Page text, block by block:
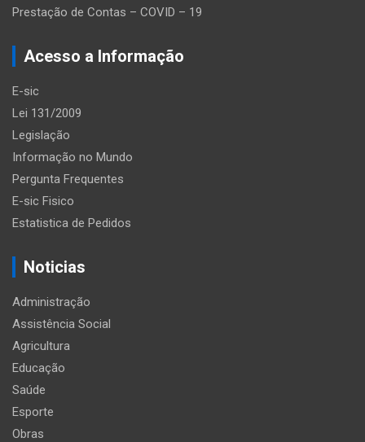
Prestação de Contas – COVID – 19
Acesso a Informação
E-sic
Lei 131/2009
Legislação
Informação no Mundo
Pergunta Frequentes
E-sic Fisico
Estatistica de Pedidos
Noticias
Administração
Assistência Social
Agricultura
Educação
Saúde
Esporte
Obras